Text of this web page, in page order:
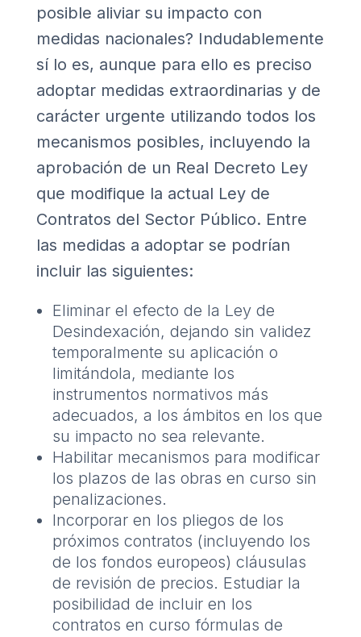
posible aliviar su impacto con
medidas nacionales? Indudablemente
sí lo es, aunque para ello es preciso
adoptar medidas extraordinarias y de
carácter urgente utilizando todos los
mecanismos posibles, incluyendo la
aprobación de un Real Decreto Ley
que modifique la actual Ley de
Contratos del Sector Público. Entre
las medidas a adoptar se podrían
incluir las siguientes:
Eliminar el efecto de la Ley de
Desindexación, dejando sin validez
temporalmente su aplicación o
limitándola, mediante los
instrumentos normativos más
adecuados, a los ámbitos en los que
su impacto no sea relevante.
Habilitar mecanismos para modificar
los plazos de las obras en curso sin
penalizaciones.
Incorporar en los pliegos de los
próximos contratos (incluyendo los
de los fondos europeos) cláusulas
de revisión de precios. Estudiar la
posibilidad de incluir en los
contratos en curso fórmulas de